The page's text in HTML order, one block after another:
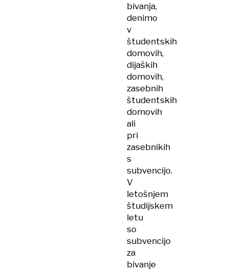
bivanja,
denimo
v
študentskih
domovih,
dijaških
domovih,
zasebnih
študentskih
domovih
ali
pri
zasebnikih
s
subvencijo.
V
letošnjem
študijskem
letu
so
subvencijo
za
bivanje